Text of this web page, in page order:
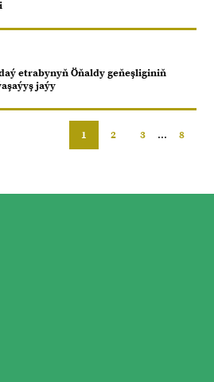
etrabynyň Öňaldy geňeşliginiň
jaýy
1 2 3 ... 8